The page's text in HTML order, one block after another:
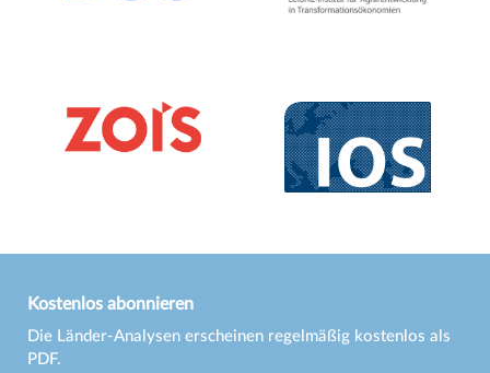
Kostenlos abonnieren
Die Länder-Analysen erscheinen regelmäßig kostenlos als
PDF.